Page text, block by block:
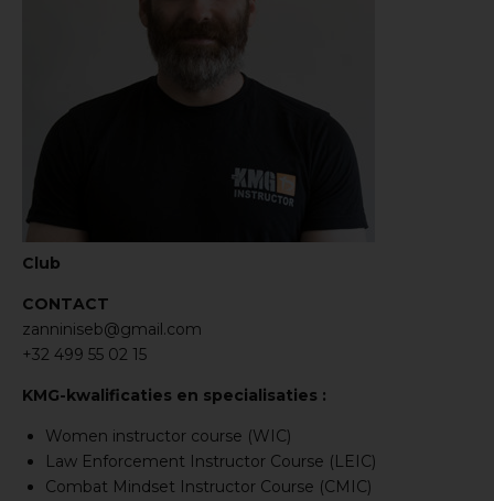
Club
CONTACT
zanniniseb@gmail.com
+32 499 55 02 15
KMG-kwalificaties en specialisaties :
Women instructor course (WIC)
Law Enforcement Instructor Course (LEIC)
Combat Mindset Instructor Course (CMIC)